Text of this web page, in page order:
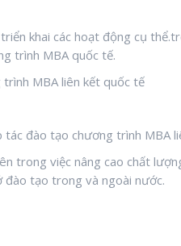
khai các hoạt động cụ
trình MBA quốc tế.
tác đào tạo chương trình MBA
trong việc nâng cao chất
đào tạo trong và ngoài nước.